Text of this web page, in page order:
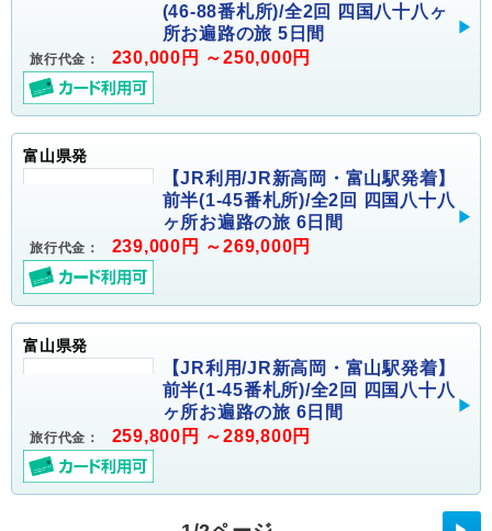
(46-88番札所)/全2回 四国八十八ヶ
所お遍路の旅 5日間
旅行代金： 230,000円 ～250,000円
富山県発
【JR利用/JR新高岡・富山駅発着】
前半(1-45番札所)/全2回 四国八十八
ヶ所お遍路の旅 6日間
旅行代金： 239,000円 ～269,000円
富山県発
【JR利用/JR新高岡・富山駅発着】
前半(1-45番札所)/全2回 四国八十八
ヶ所お遍路の旅 6日間
旅行代金： 259,800円 ～289,800円